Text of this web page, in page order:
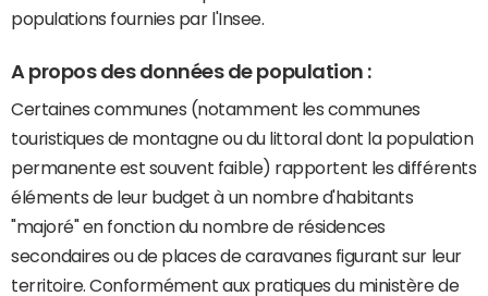
populations fournies par l'Insee.
A propos des données de population :
Certaines communes (notamment les communes
touristiques de montagne ou du littoral dont la population
permanente est souvent faible) rapportent les différents
éléments de leur budget à un nombre d'habitants
"majoré" en fonction du nombre de résidences
secondaires ou de places de caravanes figurant sur leur
territoire. Conformément aux pratiques du ministère de